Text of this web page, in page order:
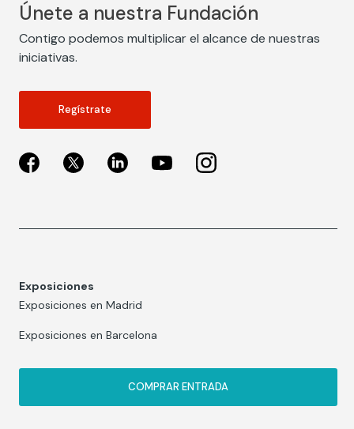
Únete a nuestra Fundación
Contigo podemos multiplicar el alcance de nuestras
iniciativas.
Regístrate
Exposiciones
Exposiciones en Madrid
Exposiciones en Barcelona
COMPRAR ENTRADA